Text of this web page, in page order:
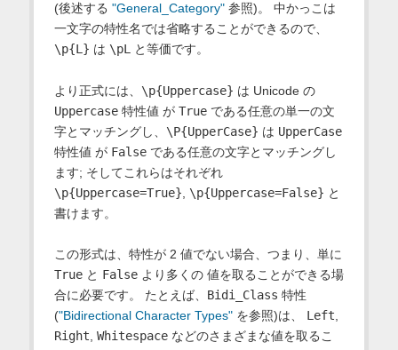
(後述する "General_Category"参照)。 中かっこは
一文字の特性名では省略することができるので、
\p{L} は \pLと等価です。
より正式には、 \p{Uppercase} は Unicode の
Uppercase特性値 が Trueである任意の単一の文
字とマッチングし、 \P{UpperCase} は UpperCase
特性値 が Falseである任意の文字とマッチングし
ます; そしてこれらはそれぞれ
\p{Uppercase=True}
\p{Uppercase=False} と
書けます。
この形式は、特性が 2 値でない場合、つまり、単に
Trueと Falseより多くの 値を取ることができる場
合に必要です。 たとえば、 Bidi_Class 特性
("Bidirectional Character Types"を参照)は、 Left
Right Whitespaceなどのさまざまな値を取るこ